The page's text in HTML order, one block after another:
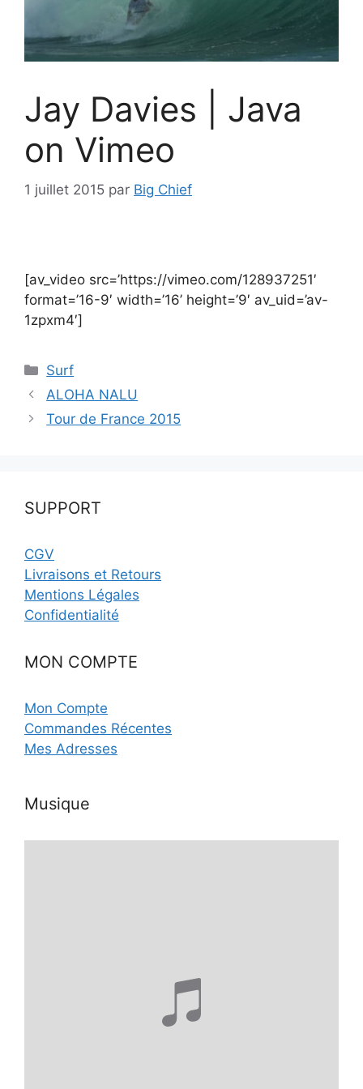
Jay Davies | Java
on Vimeo
1 juillet 2015 par Big Chief
[av_video src=’https://vimeo.com/128937251′
format=’16-9′ width=’16’ height=’9′ av_uid=’av-
1zpxm4′]
Catégories
Surf
ALOHA NALU
Tour de France 2015
SUPPORT
CGV
Livraisons et Retours
Mentions Légales
Confidentialité
MON COMPTE
Mon Compte
Commandes Récentes
Mes Adresses
Musique